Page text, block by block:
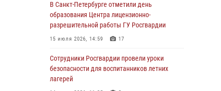
03 августа 2026, 13:26 5
В Ленинградской области сотрудники
Росгвардии обнаружили пропавшего
вернуться домой
03 августа 2026, 11:51
В Санкт-Петербурге при содействии СОБР
В Санкт-Петербурге отметили день
образования Центра лицензионно-
разрешительной работы ГУ Росгвардии
15 июля 2026, 14:59 17
Сотрудники Росгвардии провели уроки
безопасности для воспитанников летних
лагерей